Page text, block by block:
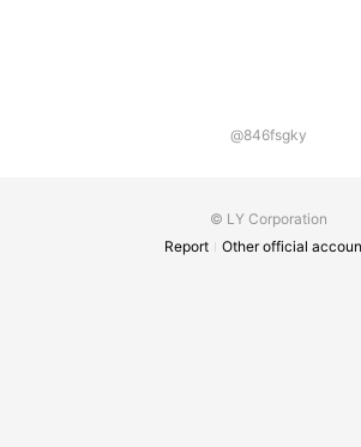
@846fsgky
© LY Corporation
Report
Other official